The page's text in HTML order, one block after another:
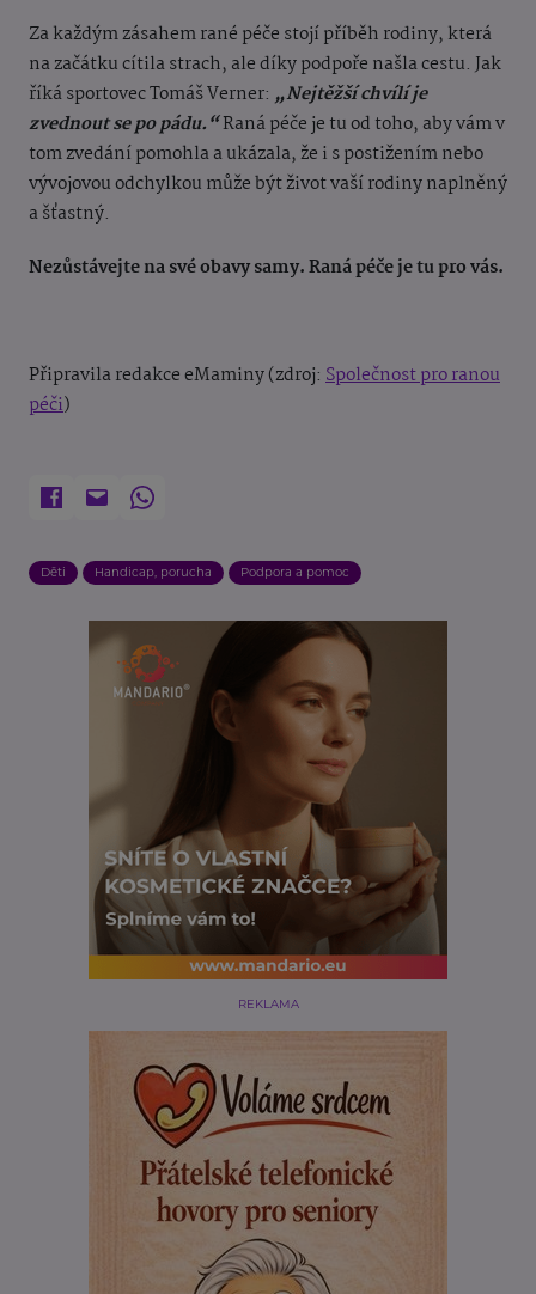
Za každým zásahem rané péče stojí příběh rodiny, která
na začátku cítila strach, ale díky podpoře našla cestu. Jak
říká sportovec Tomáš Verner: „Nejtěžší chvílí je
zvednout se po pádu.“Raná péče je tu od toho, aby vám v
tom zvedání pomohla a ukázala, že i s postižením nebo
vývojovou odchylkou může být život vaší rodiny naplněný
a šťastný.
Nezůstávejte na své obavy samy. Raná péče je tu pro vás.
Připravila redakce eMaminy (zdroj: Společnost pro ranou
péči)
Děti Handicap, porucha Podpora a pomoc
REKLAMA